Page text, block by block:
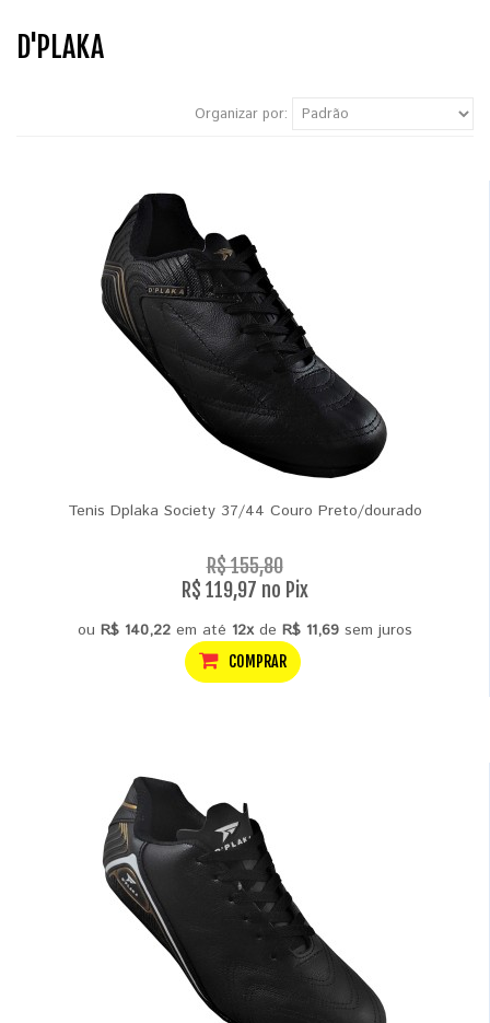
D'PLAKA
Organizar por:
Tenis Dplaka Society 37/44 Couro Preto/dourado
R$ 155,80
R$ 119,97 no Pix
ou R$ 140,22em até 12xde R$ 11,69sem juros
COMPRAR